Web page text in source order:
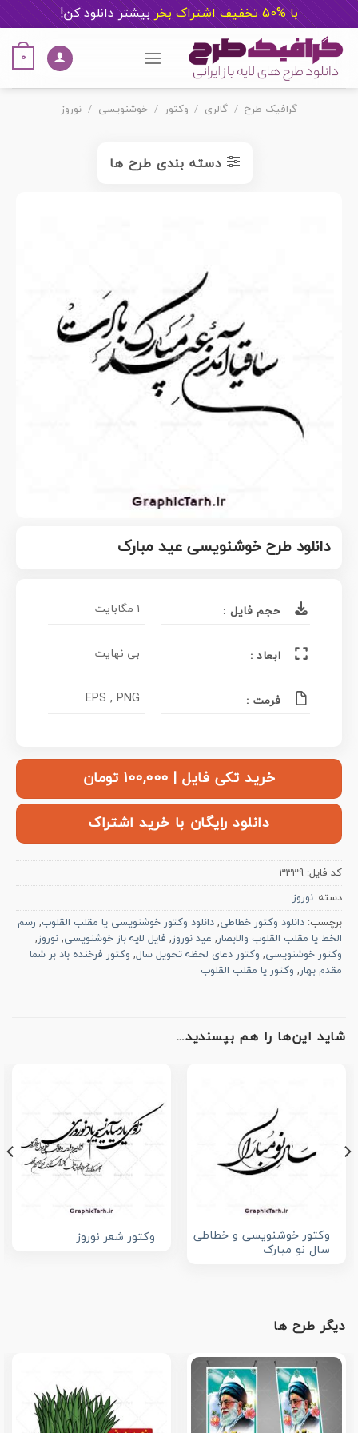
با %50 تخفیف اشتراک بخر بیشتر دانلود کن!
content
0
گرافیک طرح / گالری / وکتور / خوشنویسی / نوروز
دسته بندی طرح ها
دانلود طرح خوشنویسی عید مبارک
حجم فایل : 1 مگابایت
ابعاد : بی نهایت
فرمت : EPS , PNG
خرید تکی فایل | ۱۰۰,۰۰۰ تومان
دانلود رایگان با خرید اشتراک
کد فایل: 3339
دسته: نوروز
برچسب: دانلود وکتور خطاطی, دانلود وکتور خوشنویسی یا مقلب القلوب, رسم
الخط یا مقلب القلوب والابصار, عید نوروز, فایل لایه باز خوشنویسی, نوروز,
وکتور خوشنویسی, وکتور دعای لحظه تحویل سال, وکتور فرخنده باد بر شما
مقدم بهار, وکتور یا مقلب القلوب
شاید این‌ها را هم بپسندید…
وکتور خوشنویسی و خطاطی
سال نو مبارک
وکتور شعر نوروز
دیگر طرح ها